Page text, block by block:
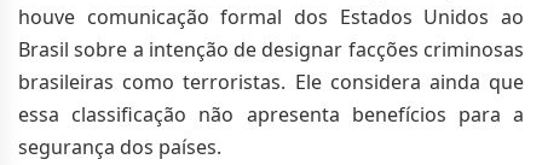
houve comunicação formal dos Estados Unidos ao
Brasil sobre a intenção de designar facções criminosas
brasileiras como terroristas. Ele considera ainda que
essa classificação não apresenta benefícios para a
segurança dos países.